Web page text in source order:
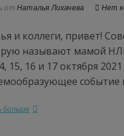
от Наталья Лихачева Нет
и коллеги, привет!
называют мамой
15, 16 и 17 октября
событие
больше